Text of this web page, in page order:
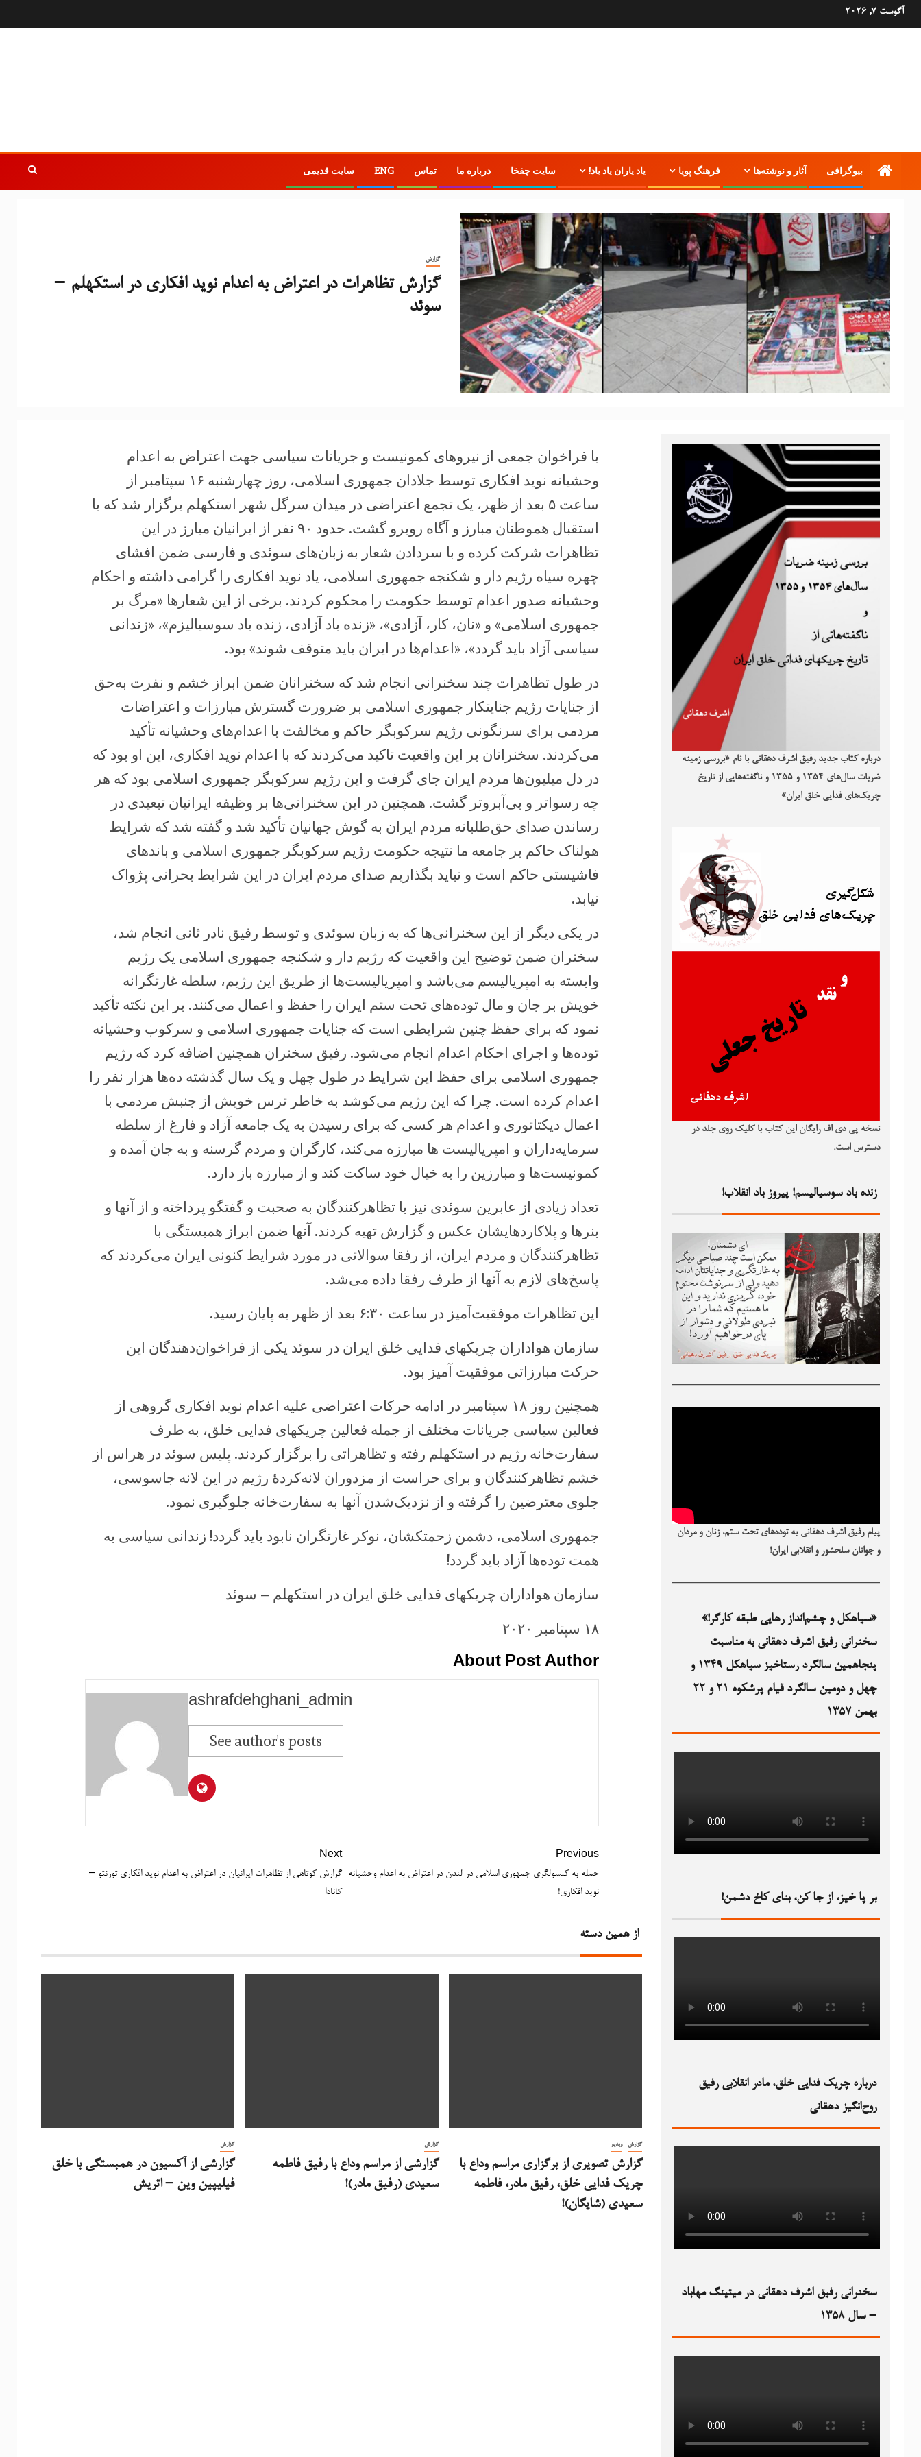
آگوست 7, 2026
بیوگرافی آثار و نوشته‌ها فرهنگ پویا یاد یاران یاد باد! سایت چفخا درباره ما تماس ENG سایت قدیمی
گزارش
گزارش تظاهرات در اعتراض به اعدام نوید افکاری در استکهلم –
سوئد
با فراخوان جمعی از نیروهای کمونیست و جریانات سیاسی جهت اعتراض به اعدام
وحشیانه نوید افکاری توسط جلادان جمهوری اسلامی، روز چهارشنبه ۱۶ سپتامبر از
ساعت ۵ بعد از ظهر، یک تجمع اعتراضی در میدان سرگل شهر استکهلم برگزار شد که با
استقبال هموطنان مبارز و آگاه روبرو گشت. حدود ۹۰ نفر از ایرانیان مبارز در این
تظاهرات شرکت کرده و با سردادن شعار به زبان‌های سوئدی و فارسی ضمن افشای
چهره سیاه رژیم دار و شکنجه جمهوری اسلامی، یاد نوید افکاری را گرامی داشته و احکام
وحشیانه صدور اعدام توسط حکومت را محکوم کردند. برخی از این شعارها «مرگ بر
جمهوری اسلامی» و «نان، کار، آزادی»، «زنده باد آزادی، زنده باد سوسیالیزم»، «زندانی
سیاسی آزاد باید گردد»، «اعدام‌ها در ایران باید متوقف شوند» بود.
در طول تظاهرات چند سخنرانی انجام شد که سخنرانان ضمن ابراز خشم و نفرت به‌حق
از جنایات رژیم جنایتکار جمهوری اسلامی بر ضرورت گسترش مبارزات و اعتراضات
مردمی برای سرنگونی رژیم سرکوبگر حاکم و مخالفت با اعدام‌های وحشیانه تأکید
می‌کردند. سخنرانان بر این واقعیت تاکید می‌کردند که با اعدام نوید افکاری، این او بود که
در دل میلیون‌ها مردم ایران جای گرفت و این رژیم سرکوبگر جمهوری اسلامی بود که هر
چه رسواتر و بی‌آبروتر گشت. همچنین در این سخنرانی‌ها بر وظیفه ایرانیان تبعیدی در
رساندن صدای حق‌طلبانه مردم ایران به گوش جهانیان تأکید شد و گفته شد که شرایط
هولناک حاکم بر جامعه ما نتیجه حکومت رژیم سرکوبگر جمهوری اسلامی و باندهای
فاشیستی حاکم است و نباید بگذاریم صدای مردم ایران در این شرایط بحرانی پژواک
نیابد.
در یکی دیگر از این سخنرانی‌ها که به زبان سوئدی و توسط رفیق نادر ثانی انجام شد،
سخنران ضمن توضیح این واقعیت که رژیم دار و شکنجه جمهوری اسلامی یک رژیم
وابسته به امپریالیسم می‌باشد و امپریالیست‌ها از طریق این رژیم، سلطه غارتگرانه
خویش بر جان و مال توده‌های تحت ستم ایران را حفظ و اعمال می‌کنند. بر این نکته تأکید
نمود که برای حفظ چنین شرایطی است که جنایات جمهوری اسلامی و سرکوب وحشیانه
توده‌ها و اجرای احکام اعدام انجام می‌شود. رفیق سخنران همچنین اضافه کرد که رژیم
جمهوری اسلامی برای حفظ این شرایط در طول چهل و یک سال گذشته ده‌ها هزار نفر را
اعدام کرده است. چرا که این رژیم می‌کوشد به خاطر ترس خویش از جنبش مردمی با
اعمال دیکتاتوری و اعدام هر کسی که برای رسیدن به یک جامعه آزاد و فارغ از سلطه
سرمایه‌داران و امپریالیست ها مبارزه می‌کند، کارگران و مردم گرسنه و به جان آمده و
کمونیست‌ها و مبارزین را به خیال خود ساکت کند و از مبارزه باز دارد.
تعداد زیادی از عابرین سوئدی نیز با تظاهرکنندگان به صحبت و گفتگو پرداخته و از آنها و
بنرها و پلاکاردهایشان عکس و گزارش تهیه کردند. آنها ضمن ابراز همبستگی با
تظاهرکنندگان و مردم ایران، از رفقا سوالاتی در مورد شرایط کنونی ایران می‌کردند که
پاسخ‌های لازم به آنها از طرف رفقا داده می‌شد.
این تظاهرات موفقیت‌آمیز در ساعت ۶:۳۰ بعد از ظهر به پایان رسید.
سازمان هواداران چریکهای فدایی خلق ایران در سوئد یکی از فراخوان‌دهندگان این
حرکت مبارزاتی موفقیت آمیز بود.
همچنین روز ۱۸ سپتامبر در ادامه حرکات اعتراضی علیه اعدام نوید افکاری گروهی از
فعالین سیاسی جریانات مختلف از جمله فعالین چریکهای فدایی خلق، به طرف
سفارت‌خانه رژیم در استکهلم رفته و تظاهراتی را برگزار کردند. پلیس سوئد در هراس از
خشم تظاهرکنندگان و برای حراست از مزدوران لانه‌کردۀ رژیم در این لانه جاسوسی،
جلوی معترضین را گرفته و از نزدیک‌شدن آنها به سفارت‌خانه جلوگیری نمود.
جمهوری اسلامی، دشمن زحمتکشان، نوکر غارتگران نابود باید گردد! زندانی سیاسی به
همت توده‌ها آزاد باید گردد!
سازمان هواداران چریکهای فدایی خلق ایران در استکهلم – سوئد
۱۸ سپتامبر ۲۰۲۰
About Post Author
ashrafdehghani_admin
See author's posts
Previous
حمله به کنسولگری جمهوری اسلامی در لندن در اعتراض به اعدام وحشیانه
نوید افکاری!
Next
گزارش کوتاهی از تظاهرات ایرانیان در اعتراض به اعدام نوید افکاری تورنتو –
کانادا
از همین دسته
گزارش ویدیو
گزارش تصویری از برگزاری مراسم وداع با
چریک فدایی خلق، رفیق مادر، فاطمه
سعیدی (شایگان)!
گزارش
گزارشی از مراسم وداع با رفیق فاطمه
سعیدی (رفیق مادر)!
گزارش
گزارشی از آکسیون در همبستگی با خلق
فیلیپین وین – اتریش
درباره کتاب جدید رفیق اشرف دهقانی با نام «بررسی زمینه
ضربات سال‌های ۱۳۵۴ و ۱۳۵۵ و ناگفته‌هایی از تاریخ
چریک‌های فدایی خلق ایران»
نسخه پی دی اف رایگان این کتاب با کلیک روی جلد در
دسترس است.
زنده باد سوسیالیسم! پیروز باد انقلاب!
پیام رفیق اشرف دهقانی به توده‌های تحت ستم، زنان و مردان
و جوانان سلحشور و انقلابی ایران!
«سیاهکل و چشم‌انداز رهایی طبقه کارگر!»
سخنرانی رفیق اشرف دهقانی به مناسبت
پنجاهمین سالگرد رستاخیز سیاهکل ۱۳۴۹‏ و
چهل و دومین سالگرد قیام پرشکوه ۲۱ و ۲۲
بهمن ۱۳۵۷
بر پا خیز، از جا کن، بنای کاخ دشمن!‏
درباره چریک فدایی خلق، مادر انقلابی رفیق
روح‌انگیز دهقانی
سخنرانی رفیق اشرف دهقانی در میتینگ مهاباد
– سال ۱۳۵۸